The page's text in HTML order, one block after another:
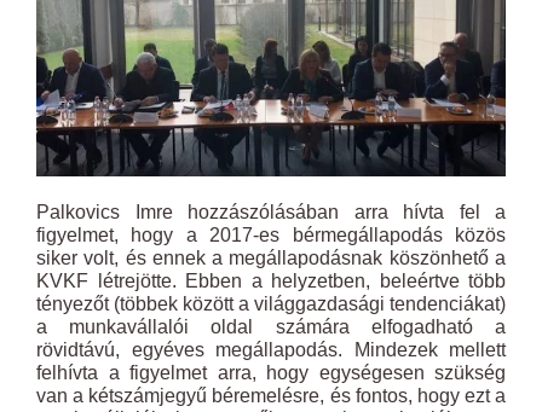
Palkovics Imre hozzászólásában arra hívta fel a
figyelmet, hogy a 2017-es bérmegállapodás közös
siker volt, és ennek a megállapodásnak köszönhető a
KVKF létrejötte. Ebben a helyzetben, beleértve több
tényezőt (többek között a világgazdasági tendenciákat)
a munkavállalói oldal számára elfogadható a
rövidtávú, egyéves megállapodás. Mindezek mellett
felhívta a figyelmet arra, hogy egységesen szükség
van a kétszámjegyű béremelésre, és fontos, hogy ezt a